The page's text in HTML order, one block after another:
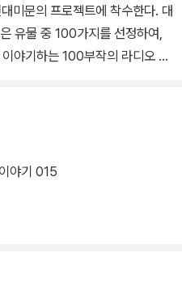
미문의 프로젝트에 착수한다. 대
유물 중 100가지를 선정하여,
야기하는 100부작의 라디오 프
터들 100명이 꼬박 4년간 이 프
부터 매주 5일씩 20주간 전 세
2백5십만 애청자가 다운로드하
켰다. 또한 대영박물관은 이 프
프로젝트에 수여하는 '아트 펀
관과 BBC, 펭귄 출판사가 손잡
야기 015